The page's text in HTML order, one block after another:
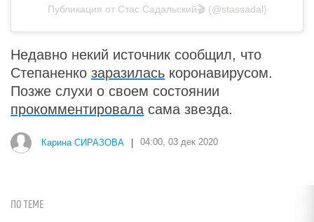
Публикация от Стас Садальский️🎬 (@stassadal)
Недавно некий источник сообщил, что
Степаненко заразилась коронавирусом.
Позже слухи о своем состоянии
прокомментировала сама звезда.
Карина СИРАЗОВА 04:00, 03 дек 2020
ПО ТЕМЕ